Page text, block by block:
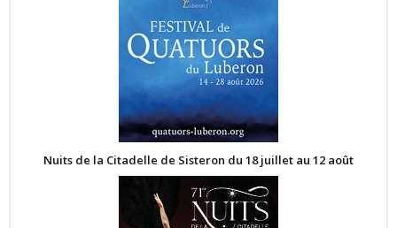
Nuits de la Citadelle de Sisteron du 18 juillet au 12 août